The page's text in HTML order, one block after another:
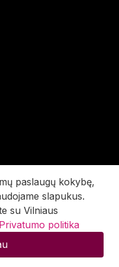
paslaugų kokybę,
slapukus.
su Vilniaus
Privatumo politika